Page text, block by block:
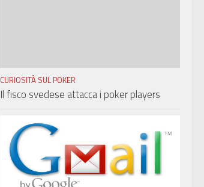
CURIOSITÀ SUL POKER
Il fisco svedese attacca i poker players